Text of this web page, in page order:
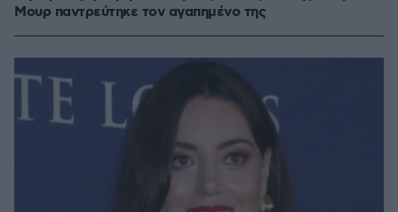
Μουρ παντρεύτηκε τον αγαπημένο της